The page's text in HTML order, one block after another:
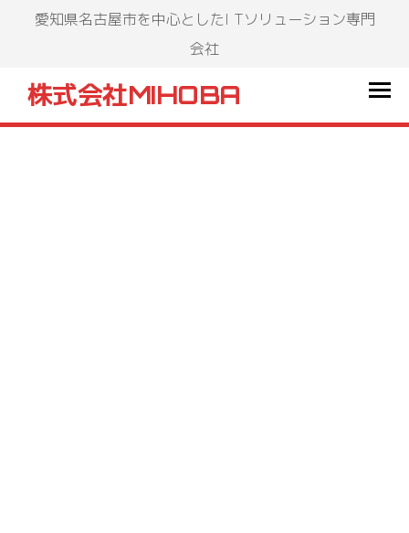
愛知県名古屋市を中心としたI Tソリューション専門
会社
株式会社MIHOBA